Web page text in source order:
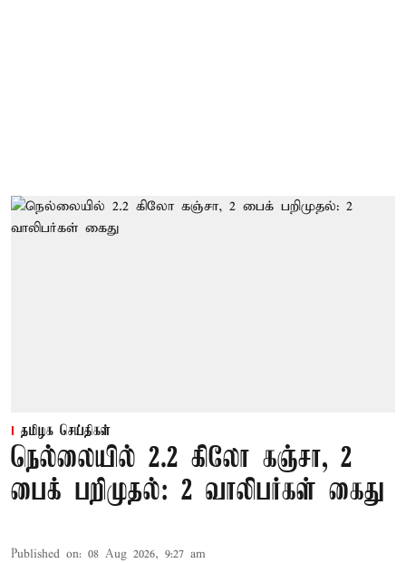
தமிழக செய்திகள்
நெல்லையில் 2.2 கிலோ கஞ்சா, 2
பைக் பறிமுதல்: 2 வாலிபர்கள் கைது
Published on: 08 Aug 2026, 9:27 am